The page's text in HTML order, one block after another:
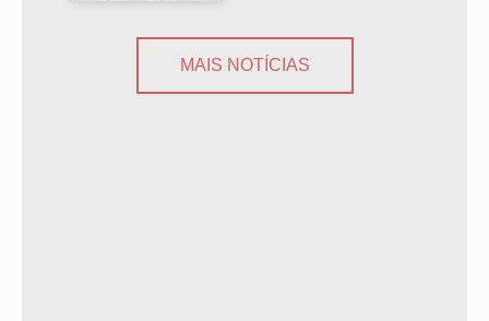
MAIS NOTÍCIAS